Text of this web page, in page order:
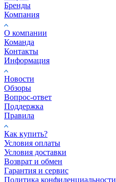
Бренды
Компания
О компании
Команда
Контакты
Информация
Новости
Обзоры
Вопрос-ответ
Поддержка
Правила
Как купить?
Условия оплаты
Условия доставки
Возврат и обмен
Гарантия и сервис
Политика конфиденциальности